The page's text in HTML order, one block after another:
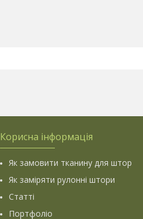
Корисна інформація
Як замовити тканину для штор
Як заміряти рулонні штори
Статті
Портфоліо